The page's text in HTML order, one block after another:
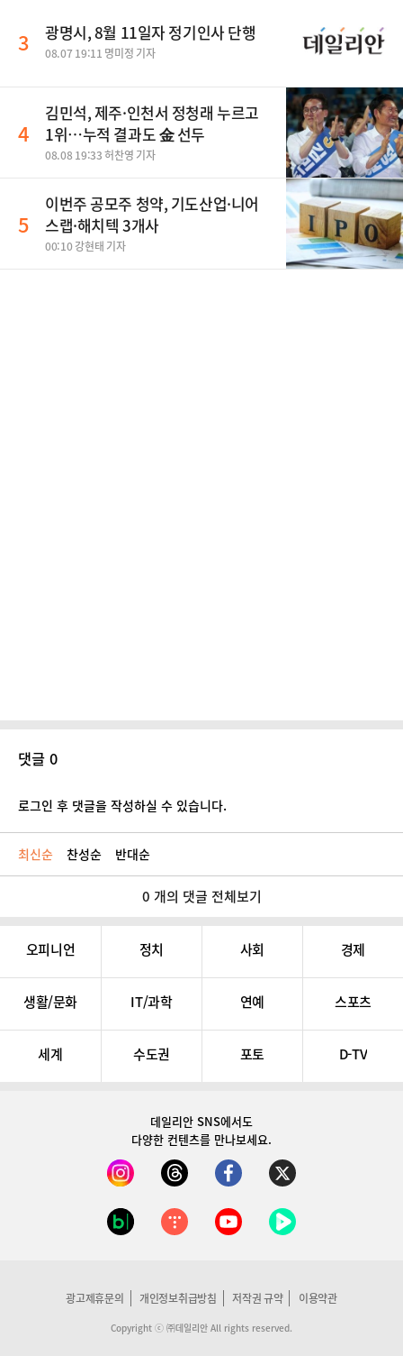
3 광명시, 8월 11일자 정기인사 단행
08.07 19:11 명미정 기자
4
김민석, 제주·인천서 정청래 누르고
1위…누적 결과도 金 선두
08.08 19:33 허찬영 기자
5
이번주 공모주 청약, 기도산업·니어
스랩·해치텍 3개사
00:10 강현태 기자
댓글 0
로그인 후 댓글을 작성하실 수 있습니다.
최신순 찬성순 반대순
0 개의 댓글 전체보기
오피니언 정치 사회 경제
생활/문화 IT/과학 연예 스포츠
세계 수도권 포토 D-TV
데일리안 SNS에서도
다양한 컨텐츠를 만나보세요.
광고제휴문의 개인정보취급방침 저작권 규약 이용약관
Copyright ⓒ ㈜데일리안 All rights reserved.